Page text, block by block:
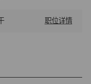
职位详情